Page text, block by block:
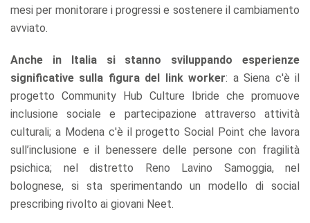
mesi per monitorare i progressi e sostenere il cambiamento
avviato.
Anche in Italia si stanno sviluppando esperienze
significative sulla figura del link worker: a Siena c'è il
progetto Community Hub Culture Ibride che promuove
inclusione sociale e partecipazione attraverso attività
culturali; a Modena c'è il progetto Social Point che lavora
sull’inclusione e il benessere delle persone con fragilità
psichica; nel distretto Reno Lavino Samoggia, nel
bolognese, si sta sperimentando un modello di social
prescribing rivolto ai giovani Neet.